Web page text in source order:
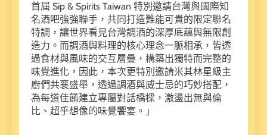
首屆 Sip & Spirits Taiwan 特別邀請台灣與國際知
名酒吧強強聯手，共同打造難能可貴的限定聯名
特調，讓世界看見台灣調酒的深厚底蘊與無限創
造力。而調酒與料理的核心理念一脈相承，皆透
過食材與風味的交互層疊，構築出獨特而完整的
味覺進化，因此，本次更特別邀請米其林星級主
廚們共襄盛舉，透過調酒與威士忌的巧妙搭配，
為每道佳餚建立專屬對話橋樑，激盪出無與倫
比、超乎想像的味覺饗宴。」